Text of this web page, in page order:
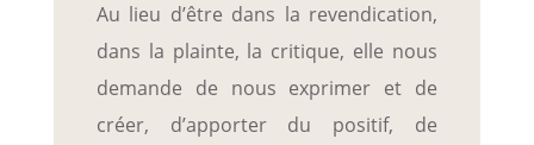
Au lieu d’être dans la revendication,
dans la plainte, la critique, elle nous
demande de nous exprimer et de
créer, d’apporter du positif, de